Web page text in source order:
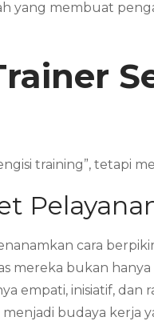
yang membuat
training”, tetapi
cara
mereka bukan
empati, inisiatif, dan
budaya kerja